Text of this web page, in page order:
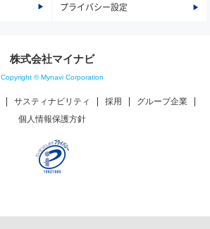
プライバシー設定
株式会社マイナビ
Copyright © Mynavi Corporation
サスティナビリティ 採用
グループ企業
個人情報保護方針